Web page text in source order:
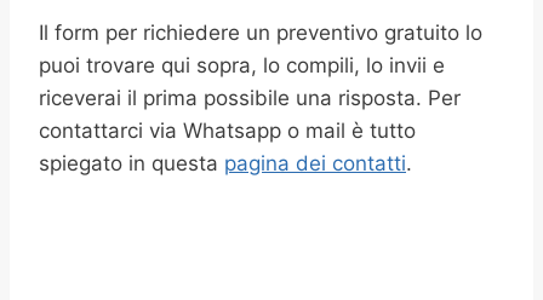
Il form per richiedere un preventivo gratuito lo
puoi trovare qui sopra, lo compili, lo invii e
riceverai il prima possibile una risposta. Per
contattarci via Whatsapp o mail è tutto
spiegato in questa pagina dei contatti.